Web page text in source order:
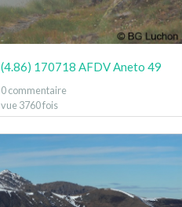
(4.86) 170718 AFDV Aneto 49
0 commentaire
vue 3760 fois